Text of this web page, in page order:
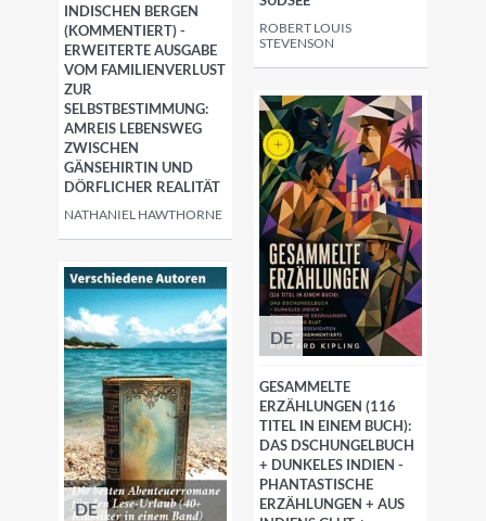
ROBERT LOUIS
STEVENSON
INDISCHEN BERGEN
(KOMMENTIERT) -
ERWEITERTE AUSGABE
VOM FAMILIENVERLUST
ZUR
SELBSTBESTIMMUNG:
AMREIS LEBENSWEG
ZWISCHEN
GÄNSEHIRTIN UND
DÖRFLICHER REALITÄT
NATHANIEL HAWTHORNE
DE
GESAMMELTE
ERZÄHLUNGEN (116
TITEL IN EINEM BUCH):
DAS DSCHUNGELBUCH
+ DUNKELES INDIEN -
PHANTASTISCHE
ERZÄHLUNGEN + AUS
DE